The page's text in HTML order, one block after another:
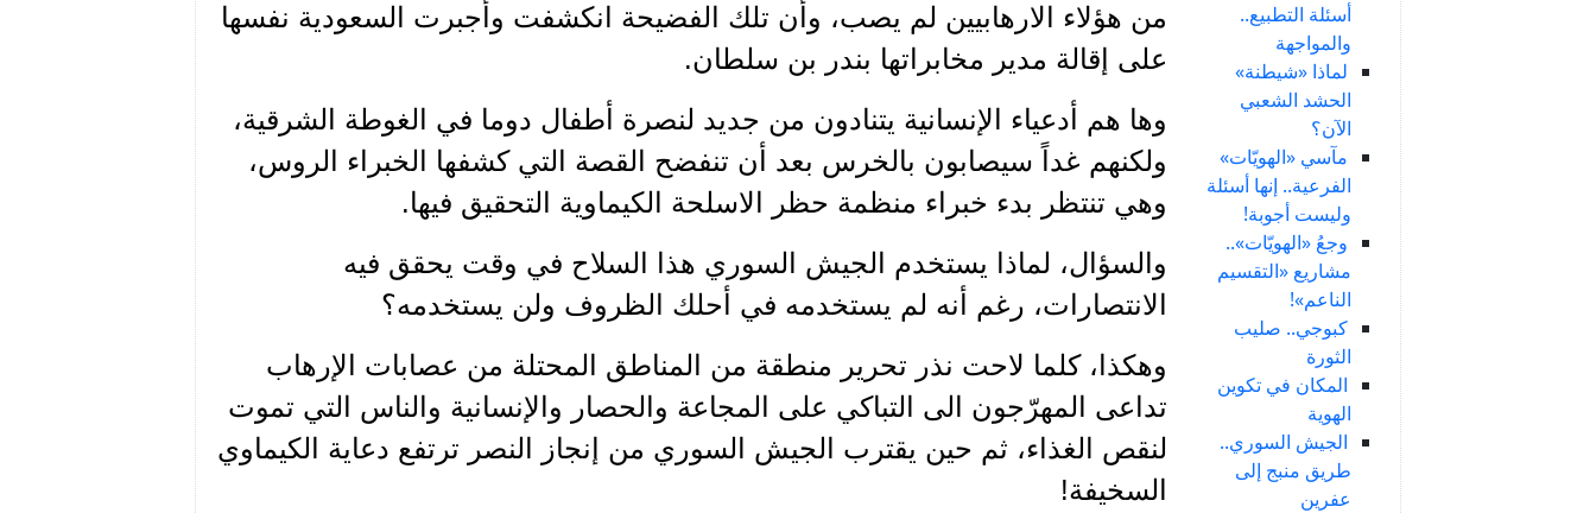
أسئلة التطبيع..
والمواجهة
لماذا «شيطنة»
الحشد الشعبي
الآن؟
مآسي «الهويّات»
الفرعية.. إنها أسئلة
وليست أجوبة!
وجعُ «الهويّات»..
مشاريع «التقسيم
الناعم»!
كبوجي.. صليب
الثورة
المكان في تكوين
الهوية
الجيش السوري..
طريق منبج إلى
عفرين
من هؤلاء الارهابيين لم يصب، وأن تلك الفضيحة انكشفت وأجبرت السعودية نفسها
على إقالة مدير مخابراتها بندر بن سلطان.
وها هم أدعياء الإنسانية يتنادون من جديد لنصرة أطفال دوما في الغوطة الشرقية،
ولكنهم غداً سيصابون بالخرس بعد أن تنفضح القصة التي كشفها الخبراء الروس،
وهي تنتظر بدء خبراء منظمة حظر الاسلحة الكيماوية التحقيق فيها.
والسؤال، لماذا يستخدم الجيش السوري هذا السلاح في وقت يحقق فيه
الانتصارات، رغم أنه لم يستخدمه في أحلك الظروف ولن يستخدمه؟
وهكذا، كلما لاحت نذر تحرير منطقة من المناطق المحتلة من عصابات الإرهاب
تداعى المهرّجون الى التباكي على المجاعة والحصار والإنسانية والناس التي تموت
لنقص الغذاء، ثم حين يقترب الجيش السوري من إنجاز النصر ترتفع دعاية الكيماوي
السخيفة!